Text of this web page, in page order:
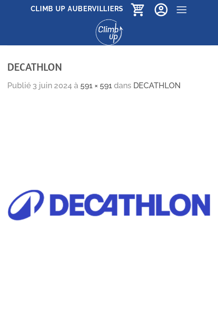
CLIMB UP AUBERVILLIERS
DECATHLON
Publié 3 juin 2024 à 591 × 591 dans DECATHLON